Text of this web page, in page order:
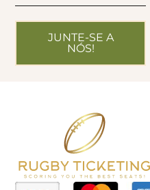
JUNTE-SE A
NÓS!